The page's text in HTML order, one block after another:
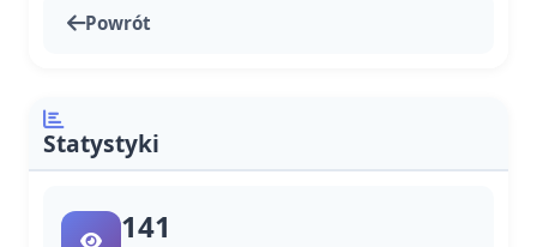
Powrót
Statystyki
141